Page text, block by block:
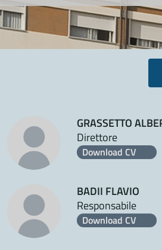
GRASSETTO
Direttore
Download CV
BADII FLAVIO
Responsabile
Download CV